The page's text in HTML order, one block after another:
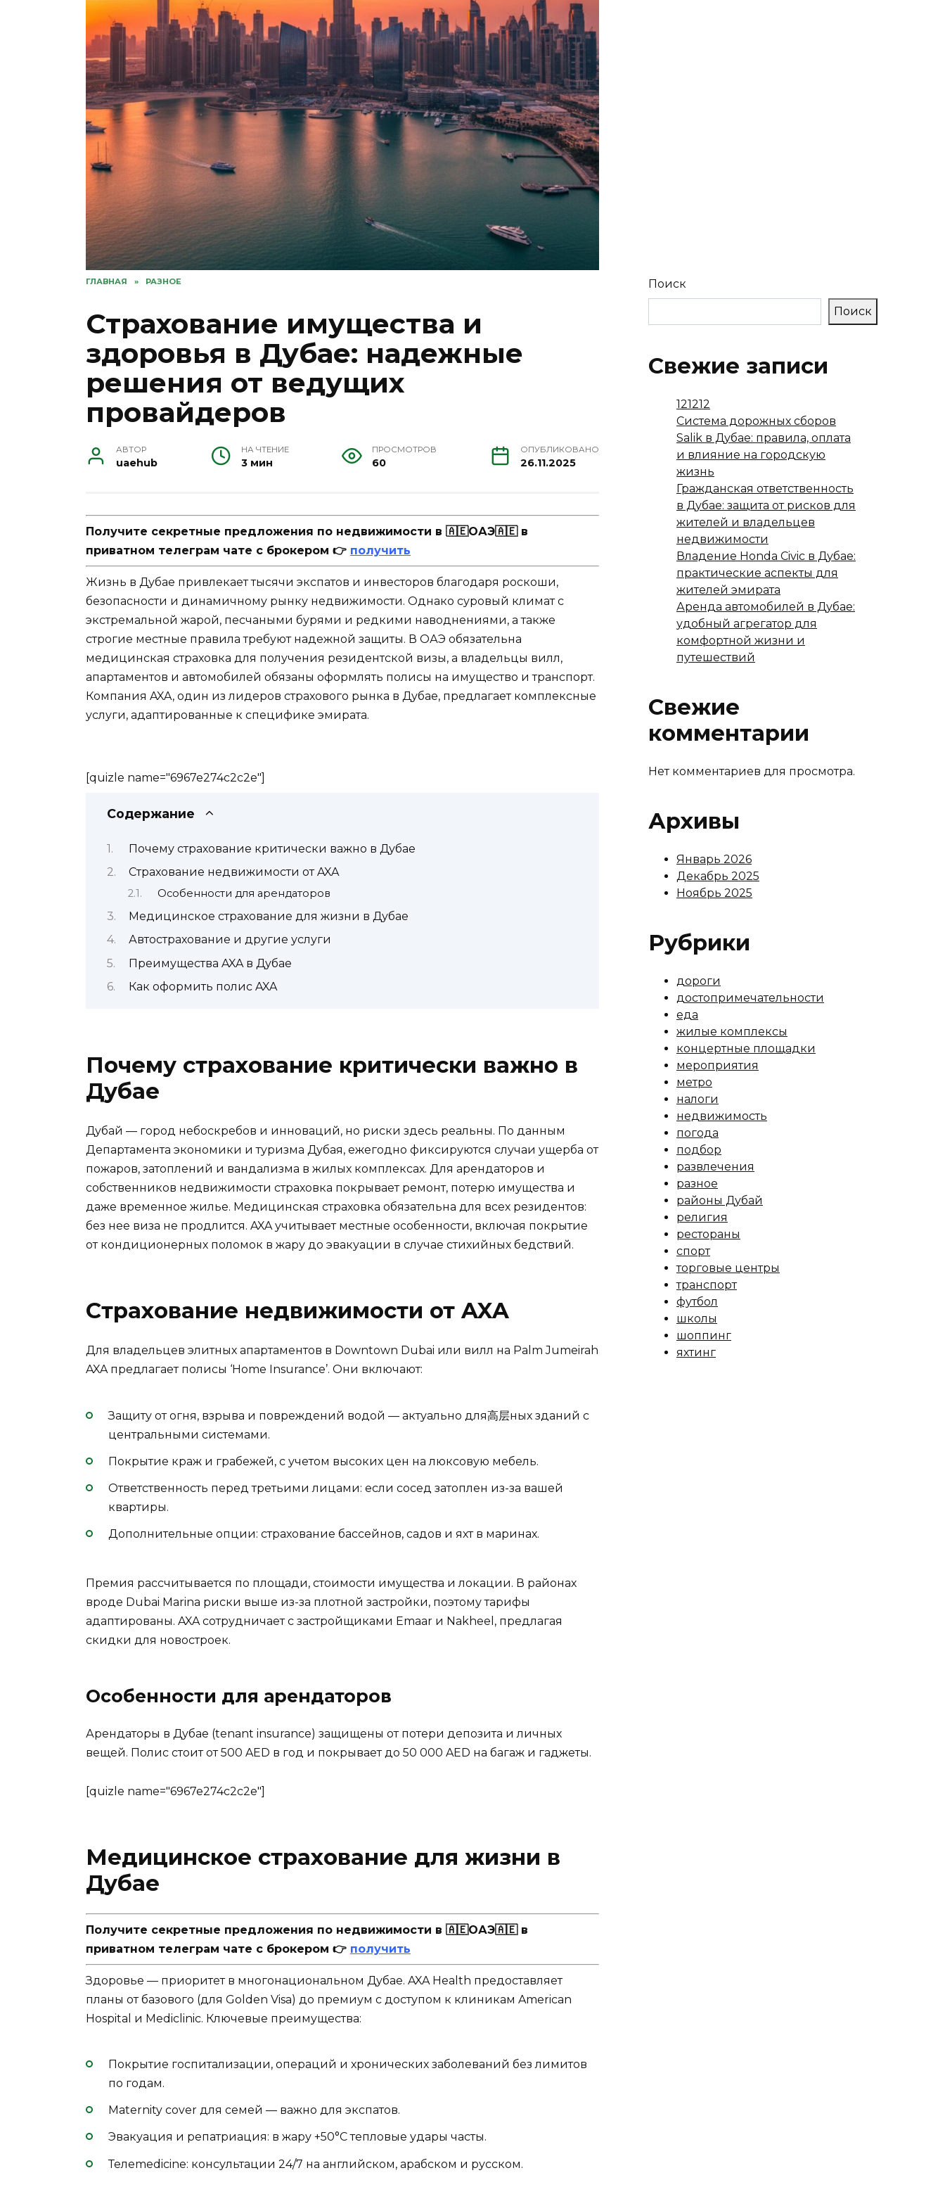
ГЛАВНАЯ » РАЗНОЕ
Страхование имущества и
здоровья в Дубае: надежные
решения от ведущих
провайдеров
АВТОР
uaehub
НА ЧТЕНИЕ
3 мин
ПРОСМОТРОВ
60
ОПУБЛИКОВАНО
26.11.2025
Получите секретные предложения по недвижимости в 🇦🇪ОАЭ🇦🇪 в
приватном телеграм чате с брокером 👉 получить
Жизнь в Дубае привлекает тысячи экспатов и инвесторов благодаря роскоши,
безопасности и динамичному рынку недвижимости. Однако суровый климат с
экстремальной жарой, песчаными бурями и редкими наводнениями, а также
строгие местные правила требуют надежной защиты. В ОАЭ обязательна
медицинская страховка для получения резидентской визы, а владельцы вилл,
апартаментов и автомобилей обязаны оформлять полисы на имущество и транспорт.
Компания AXA, один из лидеров страхового рынка в Дубае, предлагает комплексные
услуги, адаптированные к специфике эмирата.
[quizle name="6967e274c2c2e"]
Содержание
Почему страхование критически важно в Дубае
Страхование недвижимости от AXA
Особенности для арендаторов
Медицинское страхование для жизни в Дубае
Автострахование и другие услуги
Преимущества AXA в Дубае
Как оформить полис AXA
Почему страхование критически важно в
Дубае
Дубай — город небоскребов и инноваций, но риски здесь реальны. По данным
Департамента экономики и туризма Дубая, ежегодно фиксируются случаи ущерба от
пожаров, затоплений и вандализма в жилых комплексах. Для арендаторов и
собственников недвижимости страховка покрывает ремонт, потерю имущества и
даже временное жилье. Медицинская страховка обязательна для всех резидентов:
без нее виза не продлится. AXA учитывает местные особенности, включая покрытие
от кондиционерных поломок в жару до эвакуации в случае стихийных бедствий.
Страхование недвижимости от AXA
Для владельцев элитных апартаментов в Downtown Dubai или вилл на Palm Jumeirah
AXA предлагает полисы ‘Home Insurance’. Они включают:
Защиту от огня, взрыва и повреждений водой — актуально для高层ных зданий с
центральными системами.
Покрытие краж и грабежей, с учетом высоких цен на люксовую мебель.
Ответственность перед третьими лицами: если сосед затоплен из-за вашей
квартиры.
Дополнительные опции: страхование бассейнов, садов и яхт в маринах.
Премия рассчитывается по площади, стоимости имущества и локации. В районах
вроде Dubai Marina риски выше из-за плотной застройки, поэтому тарифы
адаптированы. AXA сотрудничает с застройщиками Emaar и Nakheel, предлагая
скидки для новостроек.
Особенности для арендаторов
Арендаторы в Дубае (tenant insurance) защищены от потери депозита и личных
вещей. Полис стоит от 500 AED в год и покрывает до 50 000 AED на багаж и гаджеты.
[quizle name="6967e274c2c2e"]
Медицинское страхование для жизни в
Дубае
Получите секретные предложения по недвижимости в 🇦🇪ОАЭ🇦🇪 в
приватном телеграм чате с брокером 👉 получить
Здоровье — приоритет в многонациональном Дубае. AXA Health предоставляет
планы от базового (для Golden Visa) до премиум с доступом к клиникам American
Hospital и Mediclinic. Ключевые преимущества:
Покрытие госпитализации, операций и хронических заболеваний без лимитов
по годам.
Мaternity cover для семей — важно для экспатов.
Эвакуация и репатриация: в жару +50°C тепловые удары часты.
Телemedicine: консультации 24/7 на английском, арабском и русском.
Поиск
Поиск
Свежие записи
121212
Система дорожных сборов
Salik в Дубае: правила, оплата
и влияние на городскую
жизнь
Гражданская ответственность
в Дубае: защита от рисков для
жителей и владельцев
недвижимости
Владение Honda Civic в Дубае:
практические аспекты для
жителей эмирата
Аренда автомобилей в Дубае:
удобный агрегатор для
комфортной жизни и
путешествий
Свежие
комментарии
Нет комментариев для просмотра.
Архивы
Январь 2026
Декабрь 2025
Ноябрь 2025
Рубрики
дороги
достопримечательности
еда
жилые комплексы
концертные площадки
мероприятия
метро
налоги
недвижимость
погода
подбор
развлечения
разное
районы Дубай
религия
рестораны
спорт
торговые центры
транспорт
футбол
школы
шоппинг
яхтинг